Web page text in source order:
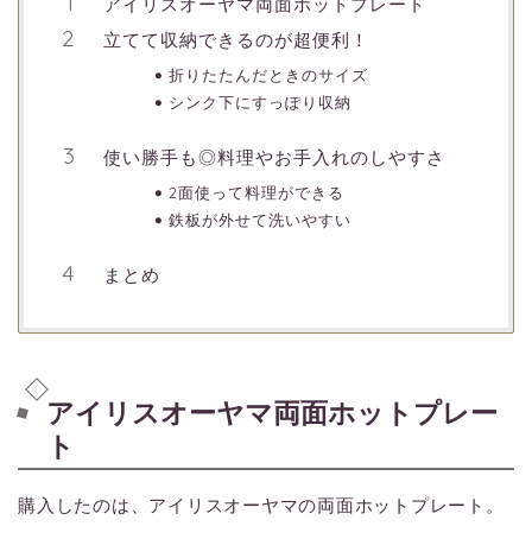
立てて収納できるのが超便利！
折りたたんだときのサイズ
シンク下にすっぽり収納
使い勝手も◎料理やお手入れのしやすさ
2面使って料理ができる
鉄板が外せて洗いやすい
まとめ
アイリスオーヤマ両面ホットプレー
ト
購入したのは、アイリスオーヤマの両面ホットプレート。